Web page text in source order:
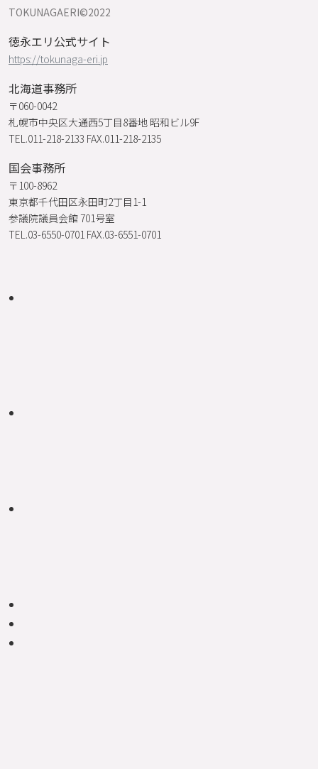
TOKUNAGAERI©️2022
徳永エリ公式サイト
https://tokunaga-eri.jp
北海道事務所
〒060-0042
札幌市中央区大通西5丁目8番地 昭和ビル9F
TEL.011-218-2133 FAX.011-218-2135
国会事務所
〒100-8962
東京都千代田区永田町2丁目1-1
参議院議員会館 701号室
TEL.03-6550-0701 FAX.03-6551-0701